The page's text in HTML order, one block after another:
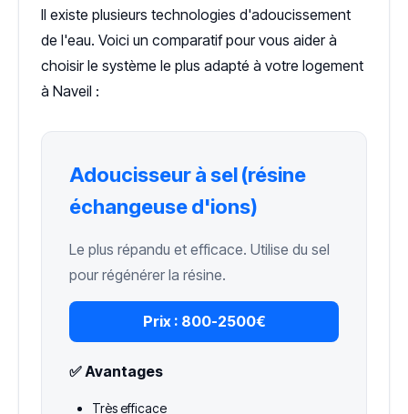
Il existe plusieurs technologies d'adoucissement
de l'eau. Voici un comparatif pour vous aider à
choisir le système le plus adapté à votre logement
à Naveil :
Adoucisseur à sel (résine
échangeuse d'ions)
Le plus répandu et efficace. Utilise du sel
pour régénérer la résine.
Prix : 800-2500€
✅ Avantages
Très efficace